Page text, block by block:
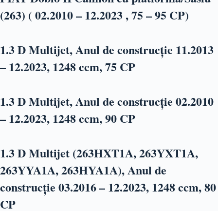
(263) ( 02.2010 – 12.2023 , 75 – 95 CP)
1.3 D Multijet, Anul de construcție 11.2013
– 12.2023, 1248 ccm, 75 CP
1.3 D Multijet, Anul de construcție 02.2010
– 12.2023, 1248 ccm, 90 CP
1.3 D Multijet (263HXT1A, 263YXT1A,
263YYA1A, 263HYA1A), Anul de
construcție 03.2016 – 12.2023, 1248 ccm, 80
CP